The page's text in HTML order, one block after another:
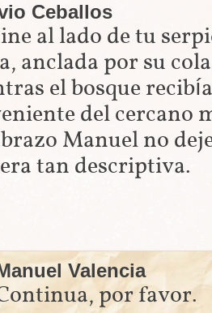
Ceballos
al lado de tu
anclada por su
el bosque
del cercano
Manuel no
tan descriptiva.
Valencia
por favor.